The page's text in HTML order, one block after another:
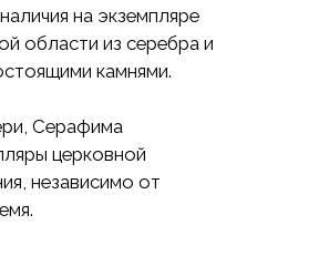
на экземпляре
области из серебра и
камнями.
Серафима
церковной
независимо от